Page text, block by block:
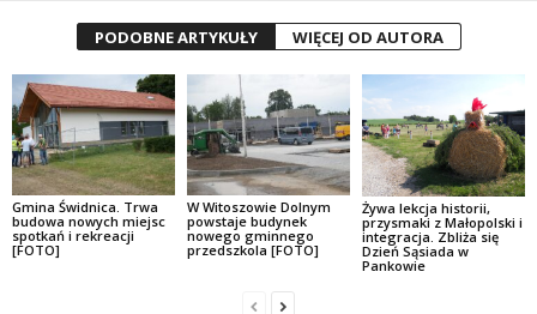
PODOBNE ARTYKUŁY WIĘCEJ OD AUTORA
Gmina Świdnica. Trwa
budowa nowych miejsc
spotkań i rekreacji
[FOTO]
W Witoszowie Dolnym
powstaje budynek
nowego gminnego
przedszkola [FOTO]
Żywa lekcja historii,
przysmaki z Małopolski i
integracja. Zbliża się
Dzień Sąsiada w
Pankowie